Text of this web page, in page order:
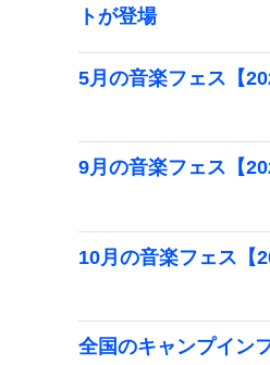
トが登場
5月の音楽フェス【
9月の音楽フェス【
10月の音楽フェス【
全国のキャンプイン